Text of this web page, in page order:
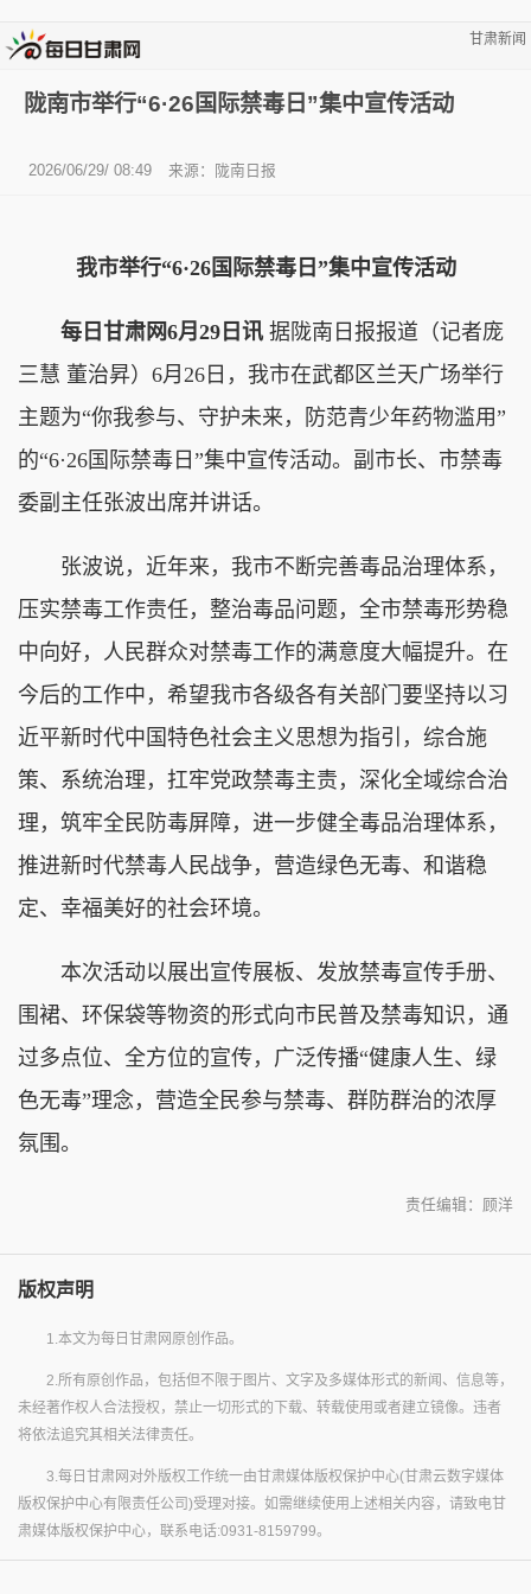
甘肃新闻
陇南市举行“6·26国际禁毒日”集中宣传活动
2026/06/29/ 08:49 来源：陇南日报
我市举行“6·26国际禁毒日”集中宣传活动
每日甘肃网6月29日讯 据陇南日报报道（记者庞
三慧 董治昇）6月26日，我市在武都区兰天广场举行
主题为“你我参与、守护未来，防范青少年药物滥用”
的“6·26国际禁毒日”集中宣传活动。副市长、市禁毒
委副主任张波出席并讲话。
张波说，近年来，我市不断完善毒品治理体系，
压实禁毒工作责任，整治毒品问题，全市禁毒形势稳
中向好，人民群众对禁毒工作的满意度大幅提升。在
今后的工作中，希望我市各级各有关部门要坚持以习
近平新时代中国特色社会主义思想为指引，综合施
策、系统治理，扛牢党政禁毒主责，深化全域综合治
理，筑牢全民防毒屏障，进一步健全毒品治理体系，
推进新时代禁毒人民战争，营造绿色无毒、和谐稳
定、幸福美好的社会环境。
本次活动以展出宣传展板、发放禁毒宣传手册、
围裙、环保袋等物资的形式向市民普及禁毒知识，通
过多点位、全方位的宣传，广泛传播“健康人生、绿
色无毒”理念，营造全民参与禁毒、群防群治的浓厚
氛围。
责任编辑：顾洋
版权声明
1.本文为每日甘肃网原创作品。
2.所有原创作品，包括但不限于图片、文字及多媒体形式的新闻、信息等，
未经著作权人合法授权，禁止一切形式的下载、转载使用或者建立镜像。违者
将依法追究其相关法律责任。
3.每日甘肃网对外版权工作统一由甘肃媒体版权保护中心(甘肃云数字媒体
版权保护中心有限责任公司)受理对接。如需继续使用上述相关内容，请致电甘
肃媒体版权保护中心，联系电话:0931-8159799。